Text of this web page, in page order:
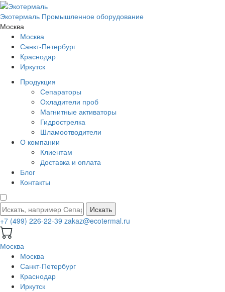
Экотермаль Промышленное оборудование
Москва
Москва
Санкт-Петербург
Краснодар
Иркутск
Продукция
Сепараторы
Охладители проб
Магнитные активаторы
Гидрострелка
Шламоотводители
О компании
Клиентам
Доставка и оплата
Блог
Контакты
Искать
+7 (499) 226-22-39 zakaz@ecotermal.ru
Москва
Москва
Санкт-Петербург
Краснодар
Иркутск